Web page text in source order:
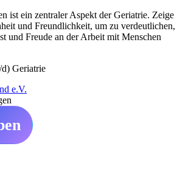
ist ein zentraler Aspekt der Geriatrie. Zeige
und Freundlichkeit, um zu verdeutlichen,
und Freude an der Arbeit mit Menschen
Geriatrie
e.V.